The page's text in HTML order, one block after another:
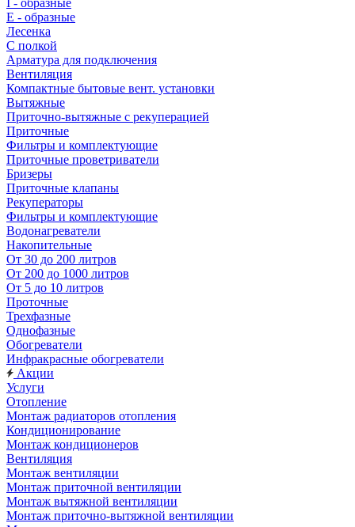
I - образные
E - образные
Лесенка
С полкой
Арматура для подключения
Вентиляция
Компактные бытовые вент. установки
Вытяжные
Приточно-вытяжные с рекуперацией
Приточные
Фильтры и комплектующие
Приточные проветриватели
Бризеры
Приточные клапаны
Рекуператоры
Фильтры и комплектующие
Водонагреватели
Накопительные
От 30 до 200 литров
От 200 до 1000 литров
От 5 до 10 литров
Проточные
Трехфазные
Однофазные
Обогреватели
Инфракрасные обогреватели
Акции
Услуги
Отопление
Монтаж радиаторов отопления
Кондиционирование
Монтаж кондиционеров
Вентиляция
Монтаж вентиляции
Монтаж приточной вентиляции
Монтаж вытяжной вентиляции
Монтаж приточно-вытяжной вентиляции